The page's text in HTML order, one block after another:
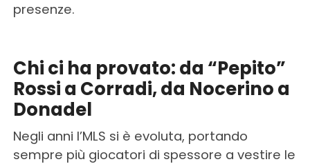
presenze.
Chi ci ha provato: da “Pepito”
Rossi a Corradi, da Nocerino a
Donadel
Negli anni l’MLS si è evoluta, portando
sempre più giocatori di spessore a vestire le